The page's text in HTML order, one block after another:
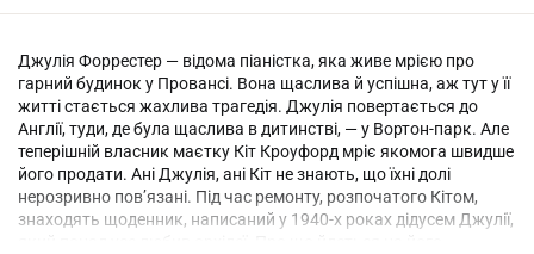
Джулія Форрестер — відома піаністка, яка живе мрією про
гарний будинок у Провансі. Вона щаслива й успішна, аж тут у її
житті стається жахлива трагедія. Джулія повертається до
Англії, туди, де була щаслива в дитинстві, — у Вортон-парк. Але
теперішній власник маєтку Кіт Кроуфорд мріє якомога швидше
його продати. Ані Джулія, ані Кіт не знають, що їхні долі
нерозривно пов’язані. Під час ремонту, розпочатого Кітом,
знаходять щоденник, написаний у 1940-х роках дідусем Джулії,